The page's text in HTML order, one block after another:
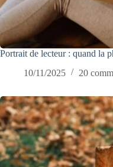
Portrait de lecteur : quand la
10/11/2025
20